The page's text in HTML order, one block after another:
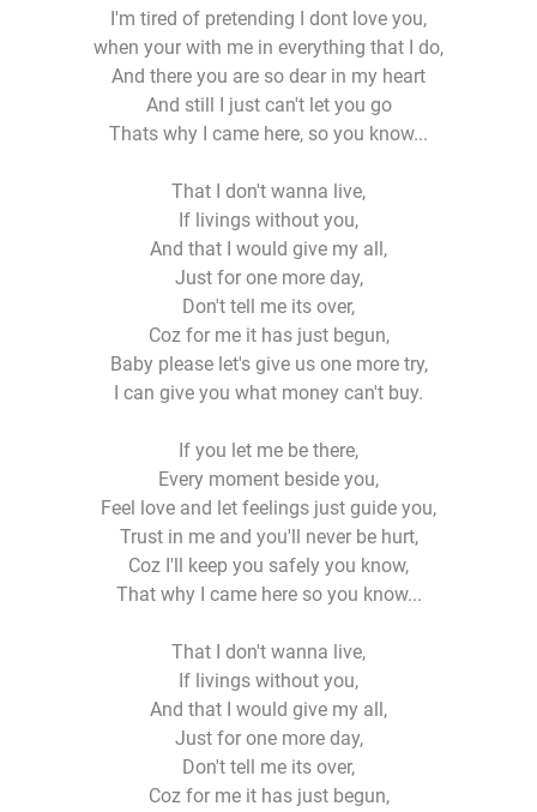
I'm tired of pretending I dont love you,
when your with me in everything that I do,
And there you are so dear in my heart
And still I just can't let you go
Thats why I came here, so you know...
That I don't wanna live,
If livings without you,
And that I would give my all,
Just for one more day,
Don't tell me its over,
Coz for me it has just begun,
Baby please let's give us one more try,
I can give you what money can't buy.
If you let me be there,
Every moment beside you,
Feel love and let feelings just guide you,
Trust in me and you'll never be hurt,
Coz I'll keep you safely you know,
That why I came here so you know...
That I don't wanna live,
If livings without you,
And that I would give my all,
Just for one more day,
Don't tell me its over,
Coz for me it has just begun,